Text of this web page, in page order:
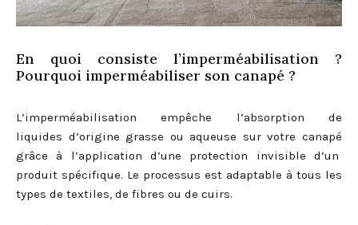
En quoi consiste l’imperméabilisation ?
Pourquoi imperméabiliser son canapé ?
L’imperméabilisation empêche l’absorption de
liquides d’origine grasse ou aqueuse sur votre canapé
grâce à l’application d’une protection invisible d’un
produit spécifique. Le processus est adaptable à tous les
types de textiles, de fibres ou de cuirs.